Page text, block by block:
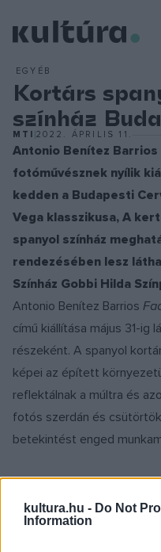
kultura.hu - Do Not
Information
EGYÉB
Kortárs
színház
MTI 2022. ÁPRILIS 11.
Antonio Benítez
fotóművésznek nyílik
kedden a Budapesti
Vega klasszikusa, A
spanyol színház
rendezésében lesz
Színház Gobbi Hilda
Antonio Benítez Barrios
című kiállítása május 31-ig
részeként. A spanyol
képei az épített
reflektálnak a múltra és
fotós szerdán és
betekintést enged
Hat éve indult projektje
beutazta a régi Európát,
elhagyatottságát.